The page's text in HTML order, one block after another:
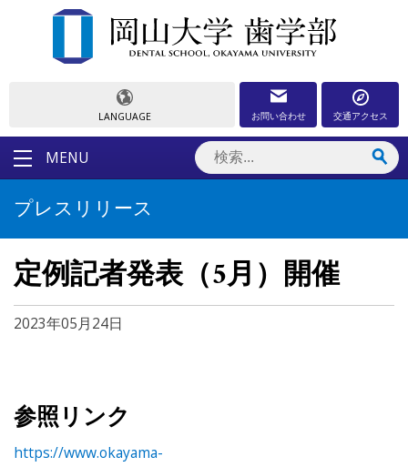
LANGUAGE お問い合わせ 交通アクセス
MENU
プレスリリース
定例記者発表（5月）開催
2023年05月24日
参照リンク
https://www.okayama-